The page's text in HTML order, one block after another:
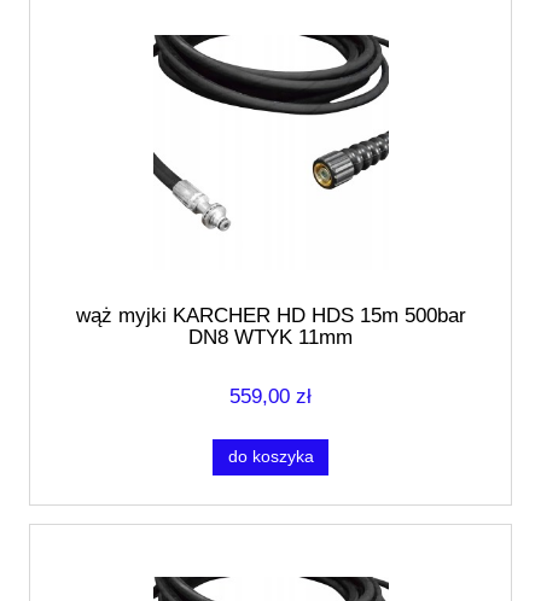
wąż myjki KARCHER HD HDS 15m 500bar
DN8 WTYK 11mm
559,00 zł
do koszyka